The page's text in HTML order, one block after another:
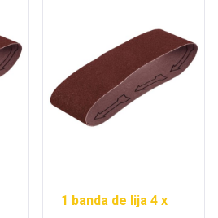
1 banda de lija 4 x